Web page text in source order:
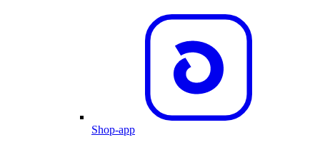
Shop-app